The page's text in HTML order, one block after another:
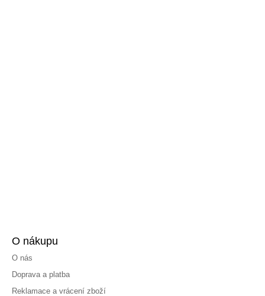
O nákupu
O nás
Doprava a platba
Reklamace a vrácení zboží